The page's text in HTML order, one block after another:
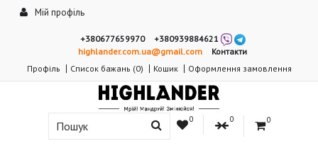
Мій профіль
+380677659970
+380939884621
highlander.com.ua@gmail.com
Контакти
Профіль
Список бажань (0) Кошик Оформлення замовлення
0 0 0